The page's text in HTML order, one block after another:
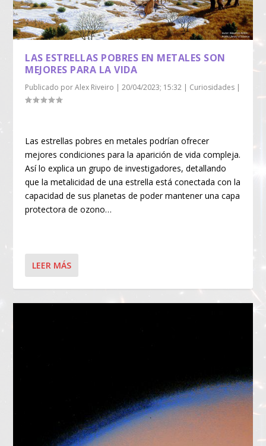
LAS ESTRELLAS POBRES EN METALES SON
MEJORES PARA LA VIDA
Publicado porAlex Riveiro |20/04/2023; 15:32 | Curiosidades |
Las estrellas pobres en metales podrían ofrecer
mejores condiciones para la aparición de vida compleja.
Así lo explica un grupo de investigadores, detallando
que la metalicidad de una estrella está conectada con la
capacidad de sus planetas de poder mantener una capa
protectora de ozono…
LEER MÁS